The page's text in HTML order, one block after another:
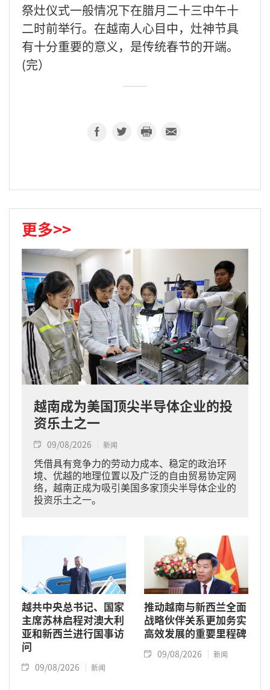
祭灶仪式一般情况下在腊月二十三中午十
二时前举行。在越南人心目中，灶神节具
有十分重要的意义，是传统春节的开端。
(完）
更多>>
越南成为美国顶尖半导体企业的投
资乐土之一
09/08/2026 新闻
凭借具有竞争力的劳动力成本、稳定的政治环
境、优越的地理位置以及广泛的自由贸易协定网
络，越南正成为吸引美国多家顶尖半导体企业的
投资乐土之一。
越共中央总书记、国家
主席苏林启程对澳大利
亚和新西兰进行国事访
问
09/08/2026 新闻
推动越南与新西兰全面
战略伙伴关系更加务实
高效发展的重要里程碑
09/08/2026 新闻